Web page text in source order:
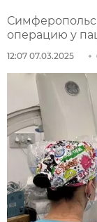
операцию у
12:07 07.03.2025